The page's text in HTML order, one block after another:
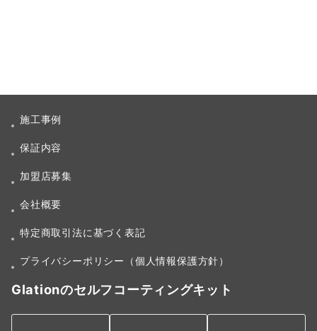
施工事例
保証内容
加盟店募集
会社概要
特定商取引法に基づく表記
プライバシーポリシー（個人情報保護方針）
Glationのセルフコーティングキット